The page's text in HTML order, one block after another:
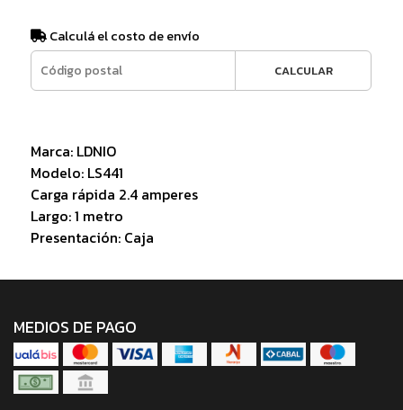
Calculá el costo de envío
CALCULAR
Marca: LDNIO
Modelo: LS441
Carga rápida 2.4 amperes
Largo: 1 metro
Presentación: Caja
MEDIOS DE PAGO